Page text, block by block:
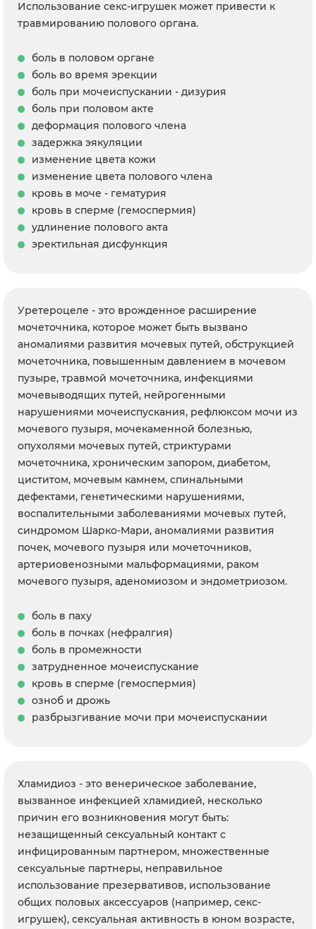
Использование секс-игрушек может привести к
травмированию полового органа.
боль в половом органе
боль во время эрекции
боль при мочеиспускании - дизурия
боль при половом акте
деформация полового члена
задержка эякуляции
изменение цвета кожи
изменение цвета полового члена
кровь в моче - гематурия
кровь в сперме (гемоспермия)
удлинение полового акта
эректильная дисфункция
Уретероцеле - это врожденное расширение
мочеточника, которое может быть вызвано
аномалиями развития мочевых путей, обструкцией
мочеточника, повышенным давлением в мочевом
пузыре, травмой мочеточника, инфекциями
мочевыводящих путей, нейрогенными
нарушениями мочеиспускания, рефлюксом мочи из
мочевого пузыря, мочекаменной болезнью,
опухолями мочевых путей, стриктурами
мочеточника, хроническим запором, диабетом,
циститом, мочевым камнем, спинальными
дефектами, генетическими нарушениями,
воспалительными заболеваниями мочевых путей,
синдромом Шарко-Мари, аномалиями развития
почек, мочевого пузыря или мочеточников,
артериовенозными мальформациями, раком
мочевого пузыря, аденомиозом и эндометриозом.
боль в паху
боль в почках (нефралгия)
боль в промежности
затрудненное мочеиспускание
кровь в сперме (гемоспермия)
озноб и дрожь
разбрызгивание мочи при мочеиспускании
Хламидиоз - это венерическое заболевание,
вызванное инфекцией хламидией, несколько
причин его возникновения могут быть:
незащищенный сексуальный контакт с
инфицированным партнером, множественные
сексуальные партнеры, неправильное
использование презервативов, использование
общих половых аксессуаров (например, секс-
игрушек), сексуальная активность в юном возрасте,